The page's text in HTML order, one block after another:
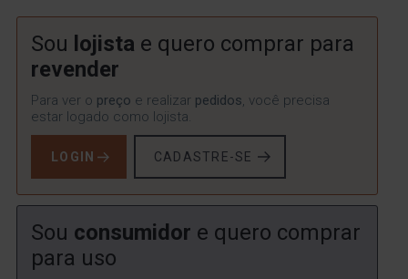
Sou lojista e quero comprar para
revender
Para ver o preço e realizar pedidos, você precisa
estar logado como lojista.
LOGIN CADASTRE-SE
Sou consumidor e quero comprar
para uso